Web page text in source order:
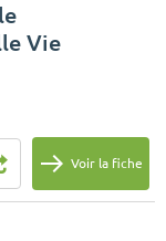
Vie
Voir la fiche